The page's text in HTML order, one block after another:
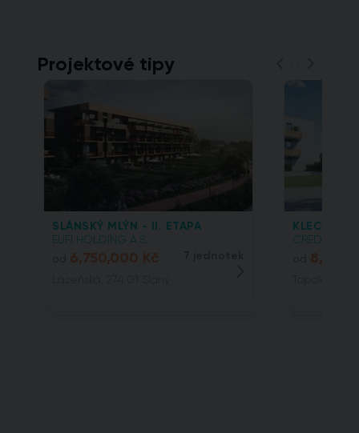
Projektové tipy
SLÁNSKÝ MLÝN - II. ETAPA
EUFI HOLDING A.S.
6,750,000 Kč
CREDITAS